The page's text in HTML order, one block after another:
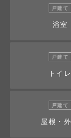
戸建て
浴室
戸建て
トイレ
戸建て
屋根・